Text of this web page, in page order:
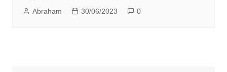
Abraham 30/06/2023 0